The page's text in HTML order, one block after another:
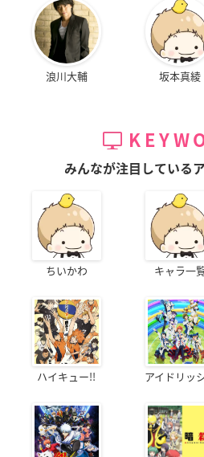
浪川大輔 坂本真綾
みんなが注目している
ちいかわ キャラ一
ハイキュー!! アイドリッ